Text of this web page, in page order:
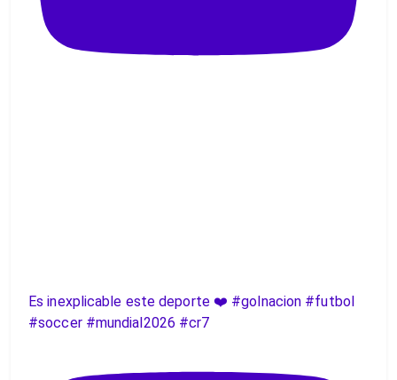
Es inexplicable este deporte ❤️ #golnacion #futbol
#soccer #mundial2026 #cr7